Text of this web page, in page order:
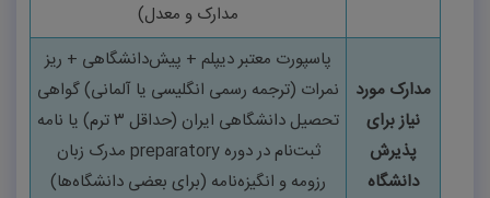
مدارک و معدل)
مدارک مورد
نیاز برای
پذیرش
دانشگاه
پاسپورت معتبر دیپلم + پیش‌دانشگاهی + ریز
نمرات (ترجمه رسمی انگلیسی یا آلمانی) گواهی
تحصیل دانشگاهی ایران (حداقل ۳ترم) یا نامه
ثبت‌نام در دوره preparatory مدرک زبان
رزومه و انگیزه‌نامه (برای بعضی دانشگاه‌ها)